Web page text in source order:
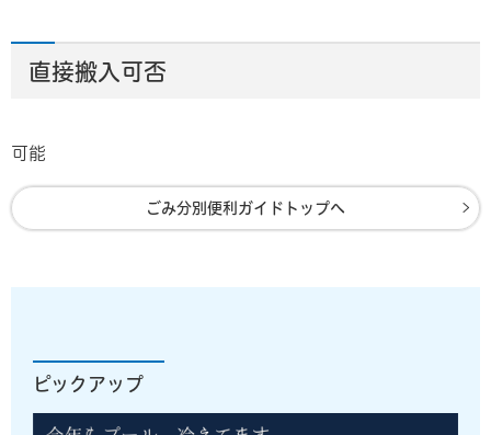
直接搬入可否
可能
ごみ分別便利ガイドトップへ
ピックアップ